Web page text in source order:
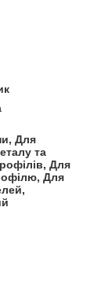
Для
та
Для
Для